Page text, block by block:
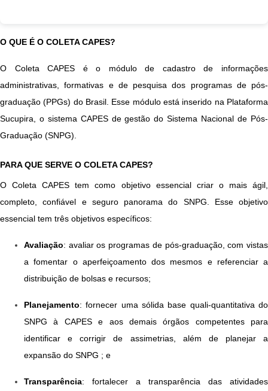
O QUE É O COLETA CAPES?
O Coleta CAPES é o módulo de cadastro de informações
administrativas, formativas e de pesquisa dos programas de pós-
graduação (PPGs) do Brasil. Esse módulo está inserido na Plataforma
Sucupira, o sistema CAPES de gestão do Sistema Nacional de Pós-
Graduação (SNPG).
PARA QUE SERVE O COLETA CAPES?
O Coleta CAPES tem como objetivo essencial criar o mais ágil,
completo, confiável e seguro panorama do SNPG. Esse objetivo
essencial tem três objetivos específicos:
Avaliação: avaliar os programas de pós-graduação, com vistas
a fomentar o aperfeiçoamento dos mesmos e referenciar a
distribuição de bolsas e recursos;
Planejamento: fornecer uma sólida base quali-quantitativa do
SNPG à CAPES e aos demais órgãos competentes para
identificar e corrigir de assimetrias, além de planejar a
expansão do SNPG ; e
Transparência: fortalecer a transparência das atividades